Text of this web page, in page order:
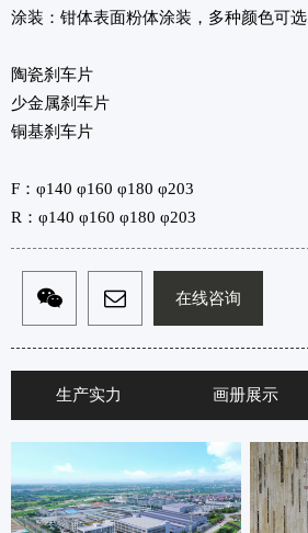
涂装：钳体表面粉体涂装，多种颜色可选
陶瓷刹车片
少金属刹车片
铜基刹车片
F：φ140 φ160 φ180 φ203
R：φ140 φ160 φ180 φ203
在线咨询
生产实力 画册展示